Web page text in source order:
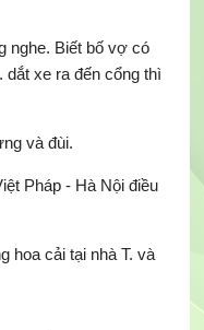
nghe. Biết bố vợ có
dắt xe ra đến cổng thì
và đùi.
Pháp - Hà Nội điều
hoa cải tại nhà T. và